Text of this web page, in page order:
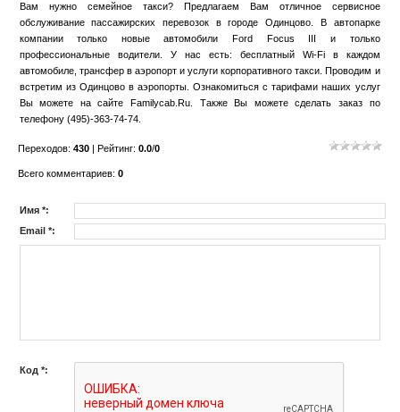
Вам нужно семейное такси? Предлагаем Вам отличное сервисное
обслуживание пассажирских перевозок в городе Одинцово. В автопарке
компании только новые автомобили Ford Focus III и только
профессиональные водители. У нас есть: бесплатный Wi-Fi в каждом
автомобиле, трансфер в аэропорт и услуги корпоративного такси. Проводим и
встретим из Одинцово в аэропорты. Ознакомиться с тарифами наших услуг
Вы можете на сайте Familycab.Ru. Также Вы можете сделать заказ по
телефону (495)-363-74-74.
Переходов: 430| Рейтинг: 0.0/0
Всего комментариев: 0
Имя *:
Email *:
Код *: